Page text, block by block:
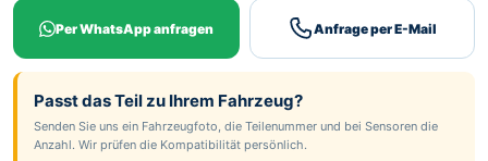
Per WhatsApp anfragen Anfrage per E-Mail
Passt das Teil zu Ihrem Fahrzeug?
Senden Sie uns ein Fahrzeugfoto, die Teilenummer und bei Sensoren die
Anzahl. Wir prüfen die Kompatibilität persönlich.